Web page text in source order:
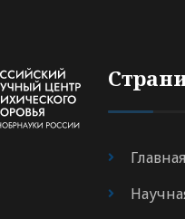
Главная